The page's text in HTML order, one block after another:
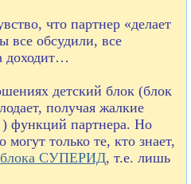
что партнер «делает
все обсудили, все
доходит…
детский блок (блок
получая жалкие
функций партнера. Но
могут только те, кто знает,
блока СУПЕРИД, т.е. лишь